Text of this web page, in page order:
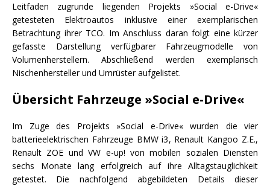
Leitfaden zugrunde liegenden Projekts »Social e-Drive«
getesteten Elektroautos inklusive einer exemplarischen
Betrachtung ihrer TCO. Im Anschluss daran folgt eine kürzer
gefasste Darstellung verfügbarer Fahrzeugmodelle von
Volumenherstellern. Abschließend werden exemplarisch
Nischenhersteller und Umrüster aufgelistet.
Übersicht Fahrzeuge »Social e-Drive«
Im Zuge des Projekts »Social e-Drive« wurden die vier
batterieelektrischen Fahrzeuge BMW i3, Renault Kangoo Z.E.,
Renault ZOE und VW e-up! von mobilen sozialen Diensten
sechs Monate lang erfolgreich auf ihre Alltagstauglichkeit
getestet. Die nachfolgend abgebildeten Details dieser